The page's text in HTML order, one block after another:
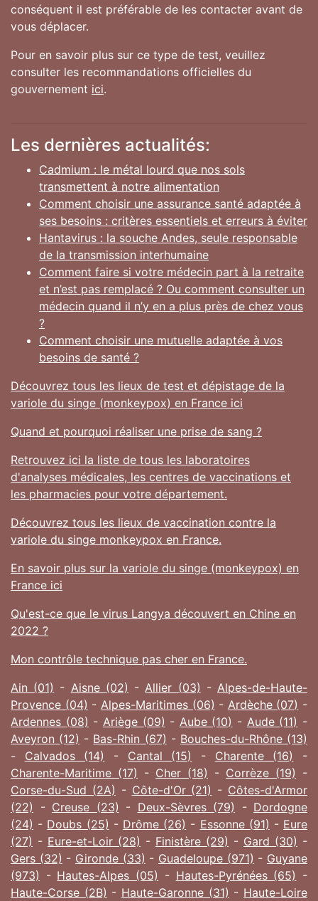
conséquent il est préférable de les contacter avant de
vous déplacer.
Pour en savoir plus sur ce type de test, veuillez
consulter les recommandations officielles du
gouvernement ici.
Les dernières actualités:
Cadmium : le métal lourd que nos sols
transmettent à notre alimentation
Comment choisir une assurance santé adaptée à
ses besoins : critères essentiels et erreurs à éviter
Hantavirus : la souche Andes, seule responsable
de la transmission interhumaine
Comment faire si votre médecin part à la retraite
et n’est pas remplacé ? Ou comment consulter un
médecin quand il n’y en a plus près de chez vous
?
Comment choisir une mutuelle adaptée à vos
besoins de santé ?
Découvrez tous les lieux de test et dépistage de la
variole du singe (monkeypox) en France ici
Quand et pourquoi réaliser une prise de sang ?
Retrouvez ici la liste de tous les laboratoires
d'analyses médicales, les centres de vaccinations et
les pharmacies pour votre département.
Découvrez tous les lieux de vaccination contre la
variole du singe monkeypox en France.
En savoir plus sur la variole du singe (monkeypox) en
France ici
Qu'est-ce que le virus Langya découvert en Chine en
2022 ?
Mon contrôle technique pas cher en France.
Ain (01) - Aisne (02) - Allier (03) - Alpes-de-Haute-
Provence (04) - Alpes-Maritimes (06) - Ardèche (07) -
Ardennes (08) - Ariège (09) - Aube (10) - Aude (11) -
Aveyron (12) - Bas-Rhin (67) - Bouches-du-Rhône (13)
- Calvados (14) - Cantal (15) - Charente (16)
-
Charente-Maritime (17) - Cher (18) - Corrèze (19) -
Corse-du-Sud (2A) - Côte-d'Or (21) - Côtes-d'Armor
(22) - Creuse (23) - Deux-Sèvres (79) - Dordogne
(24) - Doubs (25) - Drôme (26) - Essonne (91) - Eure
(27) - Eure-et-Loir (28) - Finistère (29) - Gard (30) -
Gers (32) - Gironde (33) - Guadeloupe (971) - Guyane
(973) - Hautes-Alpes (05) - Hautes-Pyrénées (65) -
Haute-Corse (2B) - Haute-Garonne (31) - Haute-Loire